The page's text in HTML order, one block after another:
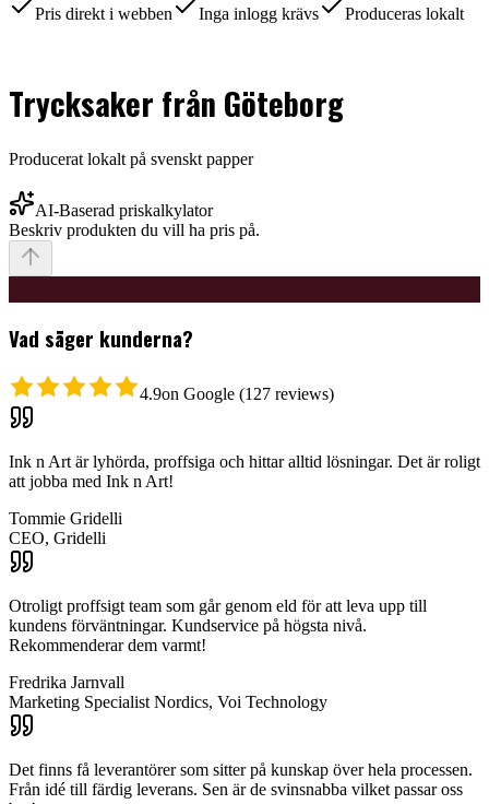
Trycksaker från Göteborg
Producerat lokalt på svenskt papper
AI-Baserad priskalkylator
Beskriv produkten du vill ha pris på.
Pris direkt i webben Inga inlogg krävs Produceras lokalt
Vad säger kunderna?
4.9on Google (127 reviews)
Ink n Art är lyhörda, proffsiga och hittar alltid lösningar. Det är roligt
att jobba med Ink n Art!
Tommie Gridelli
CEO, Gridelli
Otroligt proffsigt team som går genom eld för att leva upp till
kundens förväntningar. Kundservice på högsta nivå.
Rekommenderar dem varmt!
Fredrika Jarnvall
Marketing Specialist Nordics, Voi Technology
Det finns få leverantörer som sitter på kunskap över hela processen.
Från idé till färdig leverans. Sen är de svinsnabba vilket passar oss